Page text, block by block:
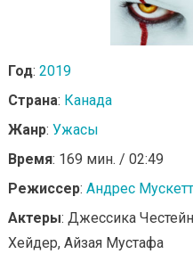
Год: 2019
Страна: Канада
Жанр: Ужасы
Время: 169 мин. / 02:49
Режиссер: Андрес
Актеры: Джессика
Хейдер, Айзая Мустафа